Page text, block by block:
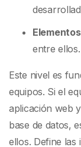
entre ellos.
Este nivel es
equipos. Si el
aplicación web
base de datos,
ellos. Define las